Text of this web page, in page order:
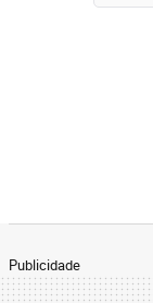
Publicidade